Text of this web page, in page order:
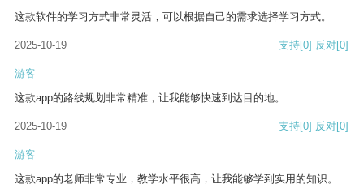
这款软件的学习方式非常灵活，可以根据自己的需求选择学习方式。
2025-10-19 支持[0] 反对[0]
游客
这款app的路线规划非常精准，让我能够快速到达目的地。
2025-10-19 支持[0] 反对[0]
游客
这款app的老师非常专业，教学水平很高，让我能够学到实用的知识。